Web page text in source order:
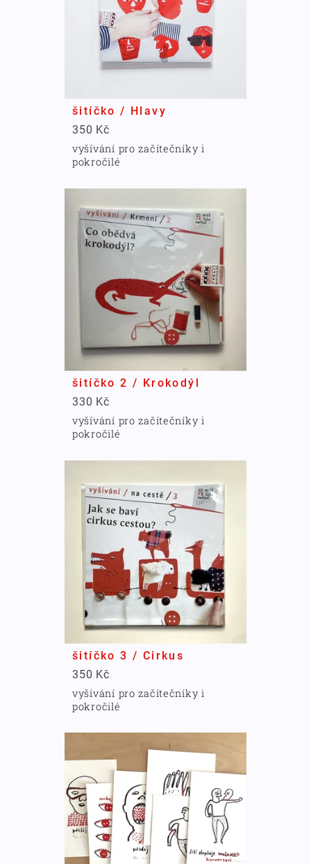
šitíčko / Hlavy
350 Kč
vyšívání pro začítečníky i
pokročilé
šitíčko 2 / Krokodýl
330 Kč
vyšívání pro začítečníky i
pokročilé
šitíčko 3 / Cirkus
350 Kč
vyšívání pro začítečníky i
pokročilé